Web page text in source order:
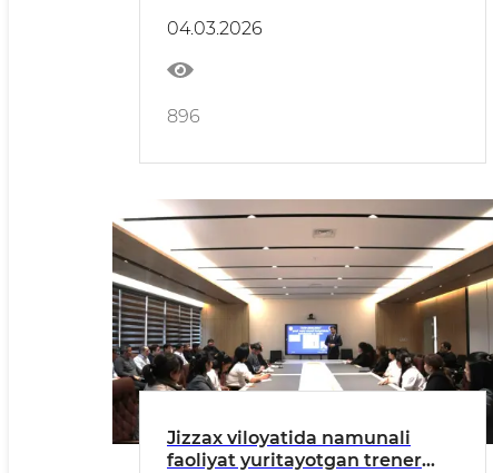
04.03.2026
896
Jizzax viloyatida namunali
faoliyat yuritayotgan trener